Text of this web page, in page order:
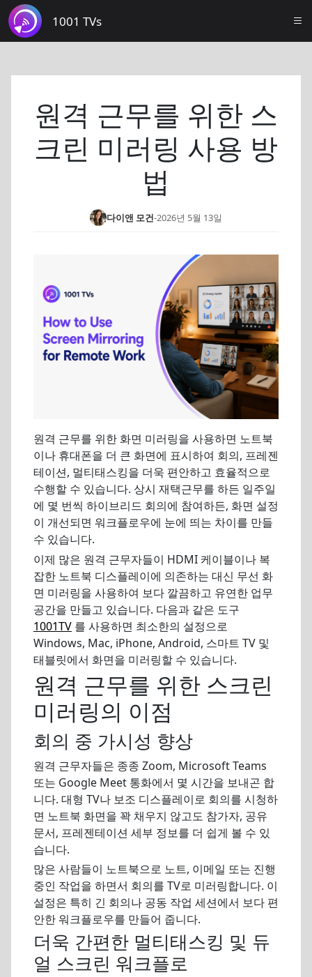
1001 TVs
원격 근무를 위한 스
크린 미러링 사용 방
법
다이앤 모건-2026년 5월 13일
원격 근무를 위한 화면 미러링을 사용하면 노트북
이나 휴대폰을 더 큰 화면에 표시하여 회의, 프레젠
테이션, 멀티태스킹을 더욱 편안하고 효율적으로
수행할 수 있습니다. 상시 재택근무를 하든 일주일
에 몇 번씩 하이브리드 회의에 참여하든, 화면 설정
이 개선되면 워크플로우에 눈에 띄는 차이를 만들
수 있습니다.
이제 많은 원격 근무자들이 HDMI 케이블이나 복
잡한 노트북 디스플레이에 의존하는 대신 무선 화
면 미러링을 사용하여 보다 깔끔하고 유연한 업무
공간을 만들고 있습니다. 다음과 같은 도구
1001TV 를 사용하면 최소한의 설정으로
Windows, Mac, iPhone, Android, 스마트 TV 및
태블릿에서 화면을 미러링할 수 있습니다.
원격 근무를 위한 스크린
미러링의 이점
회의 중 가시성 향상
원격 근무자들은 종종 Zoom, Microsoft Teams
또는 Google Meet 통화에서 몇 시간을 보내곤 합
니다. 대형 TV나 보조 디스플레이로 회의를 시청하
면 노트북 화면을 꽉 채우지 않고도 참가자, 공유
문서, 프레젠테이션 세부 정보를 더 쉽게 볼 수 있
습니다.
많은 사람들이 노트북으로 노트, 이메일 또는 진행
중인 작업을 하면서 회의를 TV로 미러링합니다. 이
설정은 특히 긴 회의나 공동 작업 세션에서 보다 편
안한 워크플로우를 만들어 줍니다.
더욱 간편한 멀티태스킹 및 듀
얼 스크린 워크플로